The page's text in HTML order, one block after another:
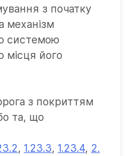
з початку
механізм
системою
місця його
з покриттям
та, що
, 1.23.3, 1.23.4, 2.